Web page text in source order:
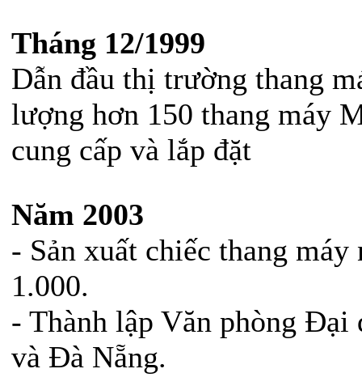
Tháng 12/1999
Dẫn đầu thị trường thang
lượng hơn 150 thang máy
cung cấp và lắp đặt
Năm 2003
- Sản xuất chiếc thang
1.000.
- Thành lập Văn phòng Đại
và Đà Nẵng.